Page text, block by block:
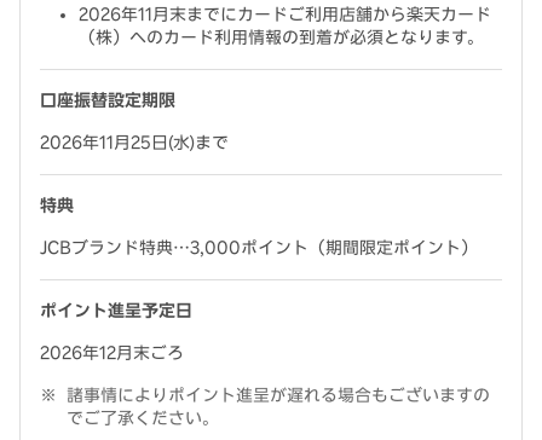
2026年11月末までにカードご利用店舗から楽天カード
（株）へのカード利用情報の到着が必須となります。
口座振替設定期限
2026年11月25日(水)まで
特典
JCBブランド特典…3,000ポイント（期間限定ポイント）
ポイント進呈予定日
2026年12月末ごろ
諸事情によりポイント進呈が遅れる場合もございますの
でご了承ください。